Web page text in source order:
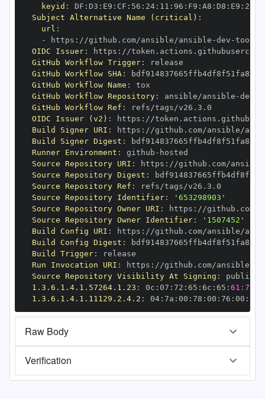
keyid : DF : D3 : E9 : CF : 56 : 24: 11 : 96 : F9 : A8 : D8 : E9 : 28
Subject Alternative Name (critical) :
url :
-
https : //github.com/ansible/ansible -dev -
OIDC Issuer: https :
GitHub Workflow Trigger:
GitHub Workflow SHA:
GitHub Workflow Name :
GitHub Workflow Repository: ansible/ansible -dev
GitHub Workflow Ref :
OIDC Issuer (v2) : https :
Build Signer URI : https : //github.com/ansible/
Build Signer Digest :
Runner Environment : github -
Source Repository URI : https : //github.com/
Source Repository Digest :
Source Repository Ref :
Source Repository Identifier:
'653298903'
Source Repository Owner URI : https :
Source Repository Owner Identifier:
'1507452'
Build Config URI : https : //github.com/ansible/
Build Config Digest :
Build Trigger:
Run Invocation URI : https : //github.com/ansible/
Source Repository Visibility At Signing :
1.3.6.1.4.1.57264.1.23 : 0c : 07 : 72 : 65 : 6c : 65 :
1.3.6.1.4.1.11129.2.4.2 : 04: 7a : 00 : 78 : 00 : 76 : 00 : dd
Raw Body
Verification